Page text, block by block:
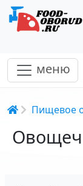
меню
Строка
Пищевое